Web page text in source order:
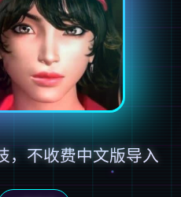
不收费中文版导入